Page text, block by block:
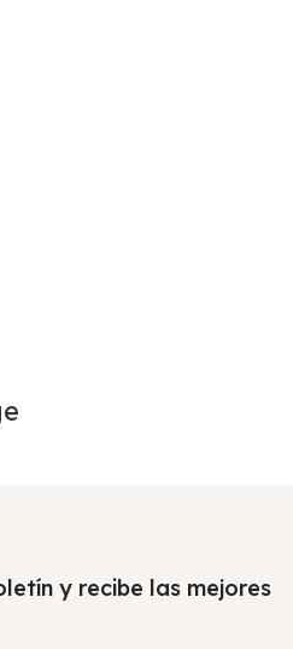
y recibe las mejores